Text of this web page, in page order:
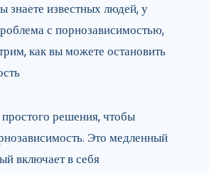
знаете известных людей, у
с порнозависимостью,
как вы можете остановить
решения, чтобы
Это медленный
включает в себя